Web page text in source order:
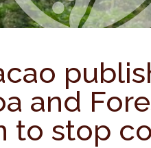
and
to stop